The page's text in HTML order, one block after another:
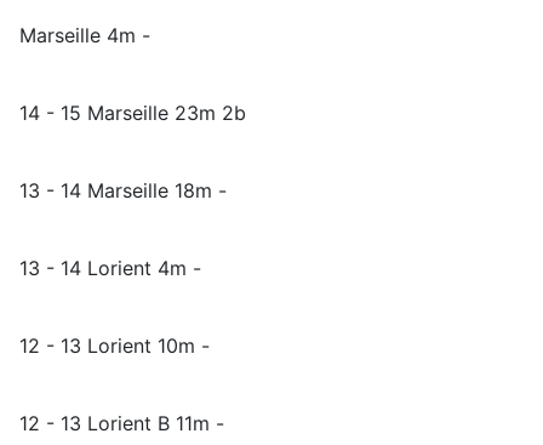
Marseille 4m -
14 - 15 Marseille 23m 2b
13 - 14 Marseille 18m -
13 - 14 Lorient 4m -
12 - 13 Lorient 10m -
12 - 13 Lorient B 11m -